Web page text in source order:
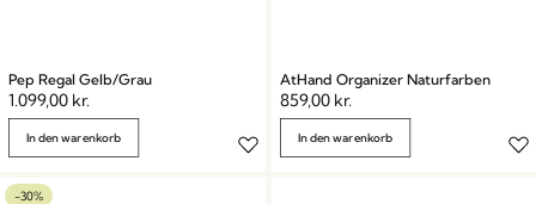
Pep Regal Gelb/Grau
1.099,00 kr.
In den warenkorb
AtHand Organizer Naturfarben
859,00 kr.
In den warenkorb
-30%